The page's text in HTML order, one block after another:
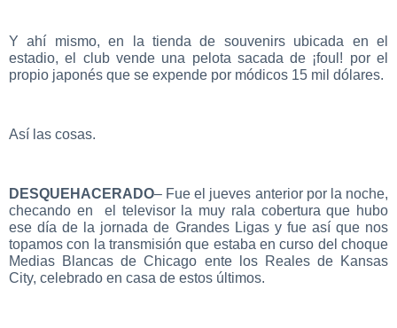
Y ahí mismo, en la tienda de souvenirs ubicada en el
estadio, el club vende una pelota sacada de ¡foul! por el
propio japonés que se expende por módicos 15 mil dólares.
Así las cosas.
DESQUEHACERADO– Fue el jueves anterior por la noche,
checando en el televisor la muy rala cobertura que hubo
ese día de la jornada de Grandes Ligas y fue así que nos
topamos con la transmisión que estaba en curso del choque
Medias Blancas de Chicago ente los Reales de Kansas
City, celebrado en casa de estos últimos.